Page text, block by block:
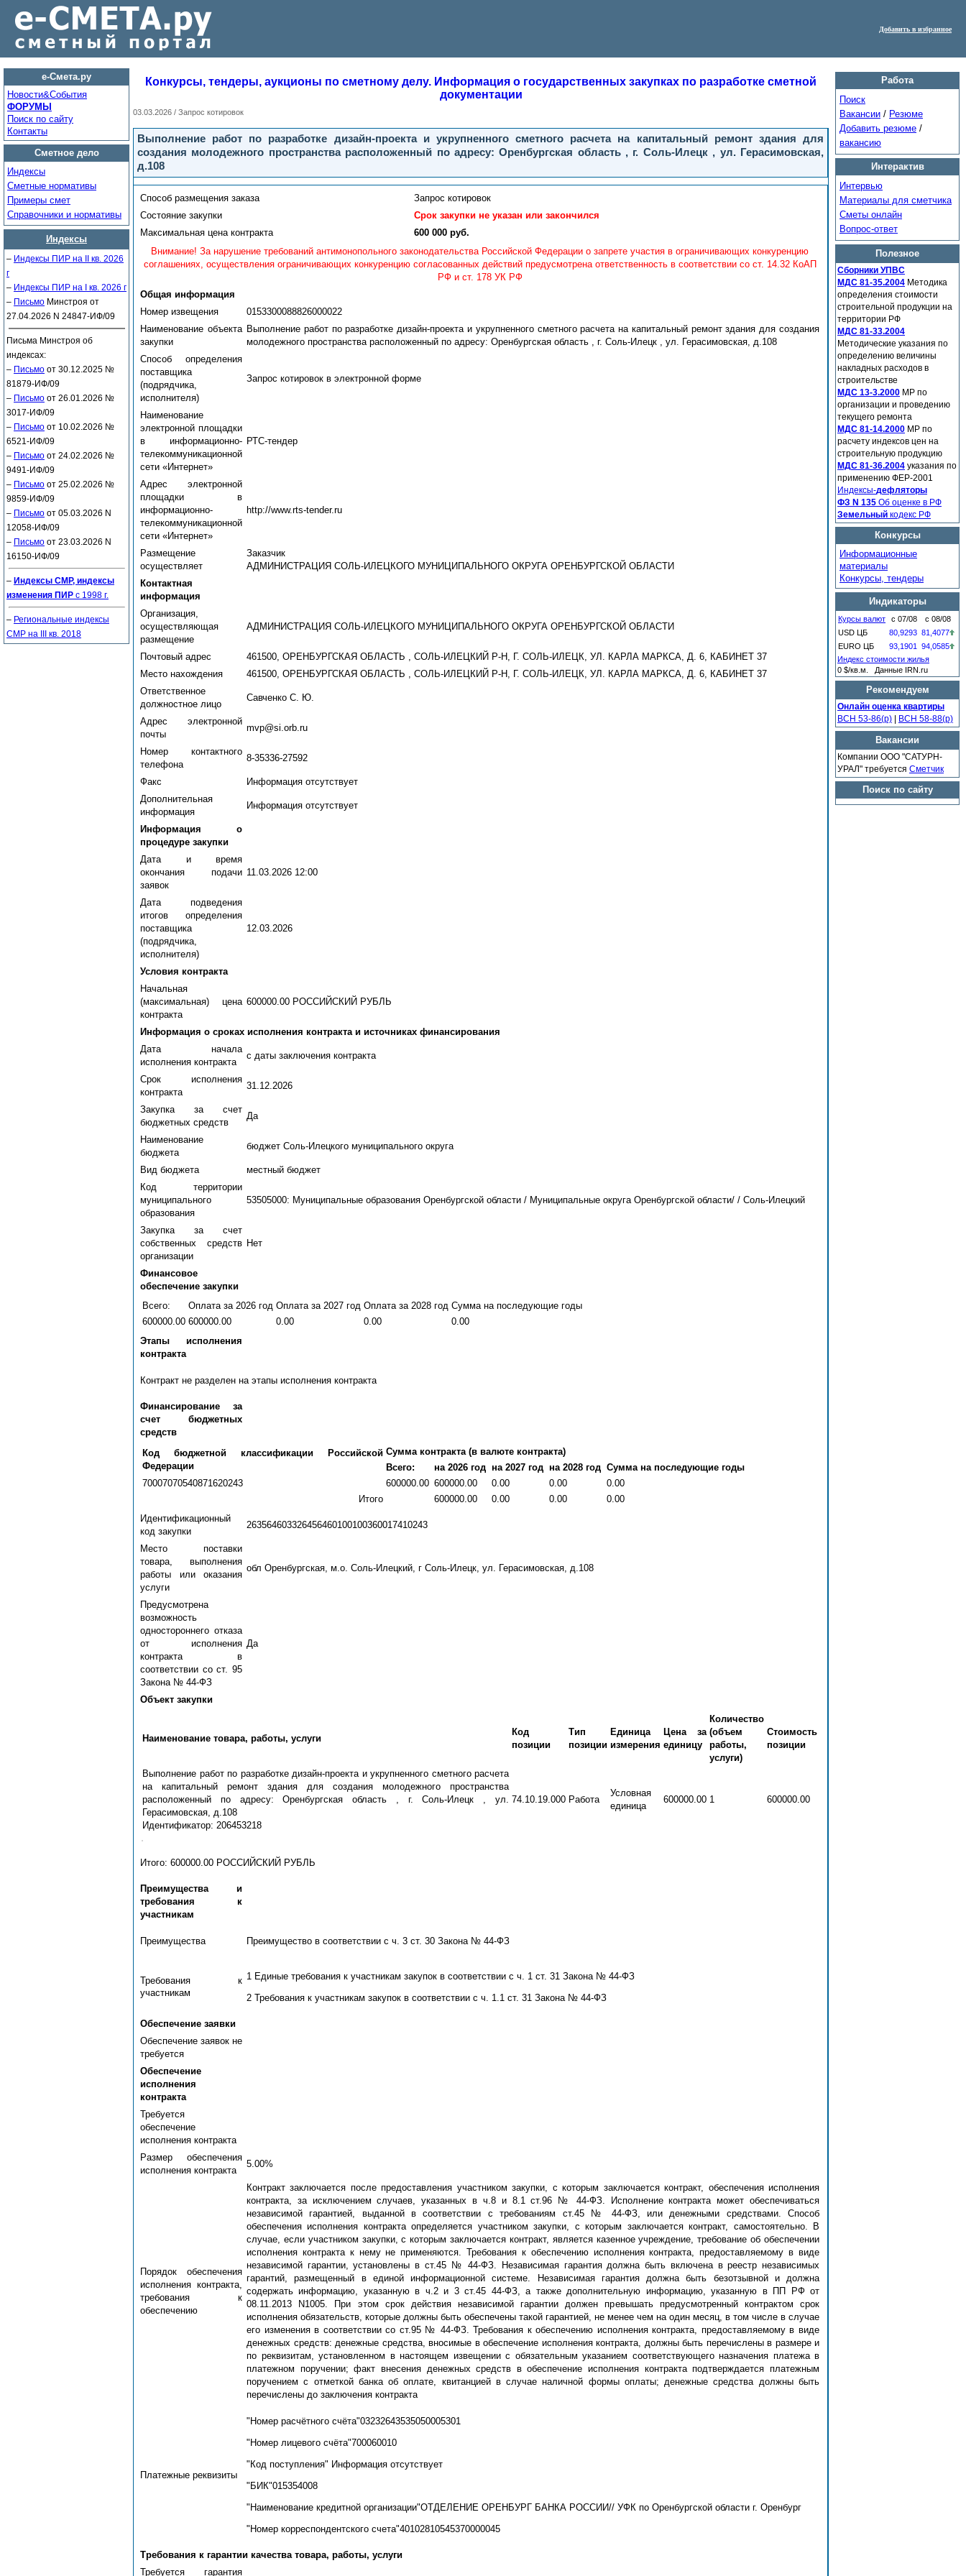
Добавить в избранное
е-Смета.ру
Новости&Cобытия
ФОРУМЫ
Поиск по сайту
Контакты
Сметное дело
Индексы
Сметные нормативы
Примеры смет
Справочники и нормативы
Индексы
– Индексы ПИР на II кв. 2026
г
– Индексы ПИР на I кв. 2026 г
– Письмо Минстроя от
27.04.2026 N 24847-ИФ/09
Письма Минстроя об
индексах:
– Письмо от 30.12.2025 №
81879-ИФ/09
– Письмо от 26.01.2026 №
3017-ИФ/09
– Письмо от 10.02.2026 №
6521-ИФ/09
– Письмо от 24.02.2026 №
9491-ИФ/09
– Письмо от 25.02.2026 №
9859-ИФ/09
– Письмо от 05.03.2026 N
12058-ИФ/09
– Письмо от 23.03.2026 N
16150-ИФ/09
– Индексы СМР, индексы
изменения ПИР с 1998 г.
– Региональные индексы
СМР на III кв. 2018
Конкурсы, тендеры, аукционы по сметному делу. Информация о государственных закупках по разработке сметной
документации
03.03.2026 / Запрос котировок
Выполнение работ по разработке дизайн-проекта и укрупненного сметного расчета на капитальный ремонт здания для
создания молодежного пространства расположенный по адресу: Оренбургская область , г. Соль-Илецк , ул. Герасимовская,
д.108
Способ размещения заказа
Запрос котировок
Состояние закупки
Срок закупки не указан или закончился
Максимальная цена контракта
600 000 руб.
Внимание! За нарушение требований антимонопольного законодательства Российской Федерации о запрете участия в ограничивающих конкуренцию
соглашениях, осуществления ограничивающих конкуренцию согласованных действий предусмотрена ответственность в соответствии со ст. 14.32 КоАП
РФ и ст. 178 УК РФ
Общая информация
Номер извещения
0153300088826000022
Наименование объекта
закупки
Выполнение работ по разработке дизайн-проекта и укрупненного сметного расчета на капитальный ремонт здания для создания
молодежного пространства расположенный по адресу: Оренбургская область , г. Соль-Илецк , ул. Герасимовская, д.108
Способ определения
поставщика
(подрядчика,
исполнителя)
Запрос котировок в электронной форме
Наименование
электронной площадки
в информационно-
телекоммуникационной
сети «Интернет»
РТС-тендер
Адрес электронной
площадки в
информационно-
телекоммуникационной
сети «Интернет»
http://www.rts-tender.ru
Размещение
осуществляет
Заказчик
АДМИНИСТРАЦИЯ СОЛЬ-ИЛЕЦКОГО МУНИЦИПАЛЬНОГО ОКРУГА ОРЕНБУРГСКОЙ ОБЛАСТИ
Контактная
информация
Организация,
осуществляющая
размещение
АДМИНИСТРАЦИЯ СОЛЬ-ИЛЕЦКОГО МУНИЦИПАЛЬНОГО ОКРУГА ОРЕНБУРГСКОЙ ОБЛАСТИ
Почтовый адрес
461500, ОРЕНБУРГСКАЯ ОБЛАСТЬ , СОЛЬ-ИЛЕЦКИЙ Р-Н, Г. СОЛЬ-ИЛЕЦК, УЛ. КАРЛА МАРКСА, Д. 6, КАБИНЕТ 37
Место нахождения
461500, ОРЕНБУРГСКАЯ ОБЛАСТЬ , СОЛЬ-ИЛЕЦКИЙ Р-Н, Г. СОЛЬ-ИЛЕЦК, УЛ. КАРЛА МАРКСА, Д. 6, КАБИНЕТ 37
Ответственное
должностное лицо
Савченко С. Ю.
Адрес электронной
почты
mvp@si.orb.ru
Номер контактного
телефона
8-35336-27592
Факс
Информация отсутствует
Дополнительная
информация
Информация отсутствует
Информация о
процедуре закупки
Дата и время
окончания подачи
заявок
11.03.2026 12:00
Дата подведения
итогов определения
поставщика
(подрядчика,
исполнителя)
12.03.2026
Условия контракта
Начальная
(максимальная) цена
контракта
600000.00 РОССИЙСКИЙ РУБЛЬ
Информация о сроках исполнения контракта и источниках финансирования
Дата начала
исполнения контракта
с даты заключения контракта
Срок исполнения
контракта
31.12.2026
Закупка за счет
бюджетных средств
Да
Наименование
бюджета
бюджет Соль-Илецкого муниципального округа
Вид бюджета
местный бюджет
Код территории
муниципального
образования
53505000: Муниципальные образования Оренбургской области / Муниципальные округа Оренбургской области/ / Соль-Илецкий
Закупка за счет
собственных средств
организации
Нет
Финансовое
обеспечение закупки
Всего:
Оплата за 2026 год Оплата за 2027 год Оплата за 2028 год Сумма на последующие годы
600000.00 600000.00 0.00 0.00
0.00
Этапы исполнения
контракта
Контракт не разделен на этапы исполнения контракта
Финансирование за
счет бюджетных
средств
Код бюджетной классификации Российской
Федерации
Сумма контракта (в валюте контракта)
Всего:
на 2026 год на 2027 год на 2028 год Сумма на последующие годы
70007070540871620243
600000.00 600000.00 0.00 0.00
0.00
Итого
600000.00 0.00 0.00
0.00
Идентификационный
код закупки
263564603326456460100100360017410243
Место поставки
товара, выполнения
работы или оказания
услуги
обл Оренбургская, м.о. Соль-Илецкий, г Соль-Илецк, ул. Герасимовская, д.108
Предусмотрена
возможность
одностороннего отказа
от исполнения
контракта в
соответствии со ст. 95
Закона № 44-ФЗ
Да
Объект закупки
Наименование товара, работы, услуги
Код
позиции
Тип
позиции
Единица
измерения
Цена за
единицу
Количество
(объем
работы,
услуги)
Стоимость
позиции
Выполнение работ по разработке дизайн-проекта и укрупненного сметного расчета
на капитальный ремонт здания для создания молодежного пространства
расположенный по адресу: Оренбургская область , г. Соль-Илецк , ул.
Герасимовская, д.108
Идентификатор: 206453218
74.10.19.000 Работа
Условная
единица
600000.00 1 600000.00
Итого: 600000.00 РОССИЙСКИЙ РУБЛЬ
Преимущества и
требования к
участникам
Преимущества Преимущество в соответствии с ч. 3 ст. 30 Закона № 44-ФЗ
Требования к
участникам
1 Единые требования к участникам закупок в соответствии с ч. 1 ст. 31 Закона № 44-ФЗ
2 Требования к участникам закупок в соответствии с ч. 1.1 ст. 31 Закона № 44-ФЗ
Обеспечение заявки
Обеспечение заявок не
требуется
Обеспечение
исполнения
контракта
Требуется
обеспечение
исполнения контракта
Размер обеспечения
исполнения контракта
5.00%
Порядок обеспечения
исполнения контракта,
требования к
обеспечению
Контракт заключается после предоставления участником закупки, с которым заключается контракт, обеспечения исполнения
контракта, за исключением случаев, указанных в ч.8 и 8.1 ст.96 № 44-ФЗ. Исполнение контракта может обеспечиваться
независимой гарантией, выданной в соответствии с требованиям ст.45 № 44-ФЗ, или денежными средствами. Способ
обеспечения исполнения контракта определяется участником закупки, с которым заключается контракт, самостоятельно. В
случае, если участником закупки, с которым заключается контракт, является казенное учреждение, требование об обеспечении
исполнения контракта к нему не применяются. Требования к обеспечению исполнения контракта, предоставляемому в виде
независимой гарантии, установлены в ст.45 № 44-ФЗ. Независимая гарантия должна быть включена в реестр независимых
гарантий, размещенный в единой информационной системе. Независимая гарантия должна быть безотзывной и должна
содержать информацию, указанную в ч.2 и 3 ст.45 44-ФЗ, а также дополнительную информацию, указанную в ПП РФ от
08.11.2013 N1005. При этом срок действия независимой гарантии должен превышать предусмотренный контрактом срок
исполнения обязательств, которые должны быть обеспечены такой гарантией, не менее чем на один месяц, в том числе в случае
его изменения в соответствии со ст.95 № 44-ФЗ. Требования к обеспечению исполнения контракта, предоставляемому в виде
денежных средств: денежные средства, вносимые в обеспечение исполнения контракта, должны быть перечислены в размере и
по реквизитам, установленном в настоящем извещении с обязательным указанием соответствующего назначения платежа в
платежном поручении; факт внесения денежных средств в обеспечение исполнения контракта подтверждается платежным
поручением с отметкой банка об оплате, квитанцией в случае наличной формы оплаты; денежные средства должны быть
перечислены до заключения контракта
Платежные реквизиты
"Номер расчётного счёта"03232643535050005301
"Номер лицевого счёта"700060010
"Код поступления" Информация отсутствует
"БИК"015354008
"Наименование кредитной организации"ОТДЕЛЕНИЕ ОРЕНБУРГ БАНКА РОССИИ// УФК по Оренбургской области г. Оренбург
"Номер корреспондентского счета"40102810545370000045
Требования к гарантии качества товара, работы, услуги
Требуется гарантия
Работа
Поиск
Вакансии / Резюме
Добавить резюме /
вакансию
Интерактив
Интервью
Материалы для сметчика
Сметы онлайн
Вопрос-ответ
Полезное
Сборники УПВС
МДС 81-35.2004 Методика
определения стоимости
строительной продукции на
территории РФ
МДС 81-33.2004
Методические указания по
определению величины
накладных расходов в
строительстве
МДС 13-3.2000 МР по
организации и проведению
текущего ремонта
МДС 81-14.2000 МР по
расчету индексов цен на
строительную продукцию
МДС 81-36.2004 указания по
применению ФЕР-2001
Индексы-дефляторы
ФЗ N 135 Об оценке в РФ
Земельный кодекс РФ
Конкурсы
Информационные
материалы
Конкурсы, тендеры
Индикаторы
Курсы валют с 07/08
с 08/08
USD ЦБ
80,9293 81,4077
EURO ЦБ
93,1901
94,0585
Индекс стоимости жилья
0 $/кв.м. Данные IRN.ru
Рекомендуем
Онлайн оценка квартиры
ВСН 53-86(р)
ВСН 58-88(р)
Вакансии
Компании ООО "САТУРН-
УРАЛ" требуется Сметчик
Поиск по сайту